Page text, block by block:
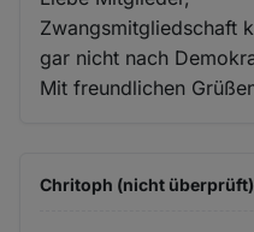
Zwangsmitgliedschaft
gar nicht nach
Mit freundlichen
Chritoph (nicht überprüft)